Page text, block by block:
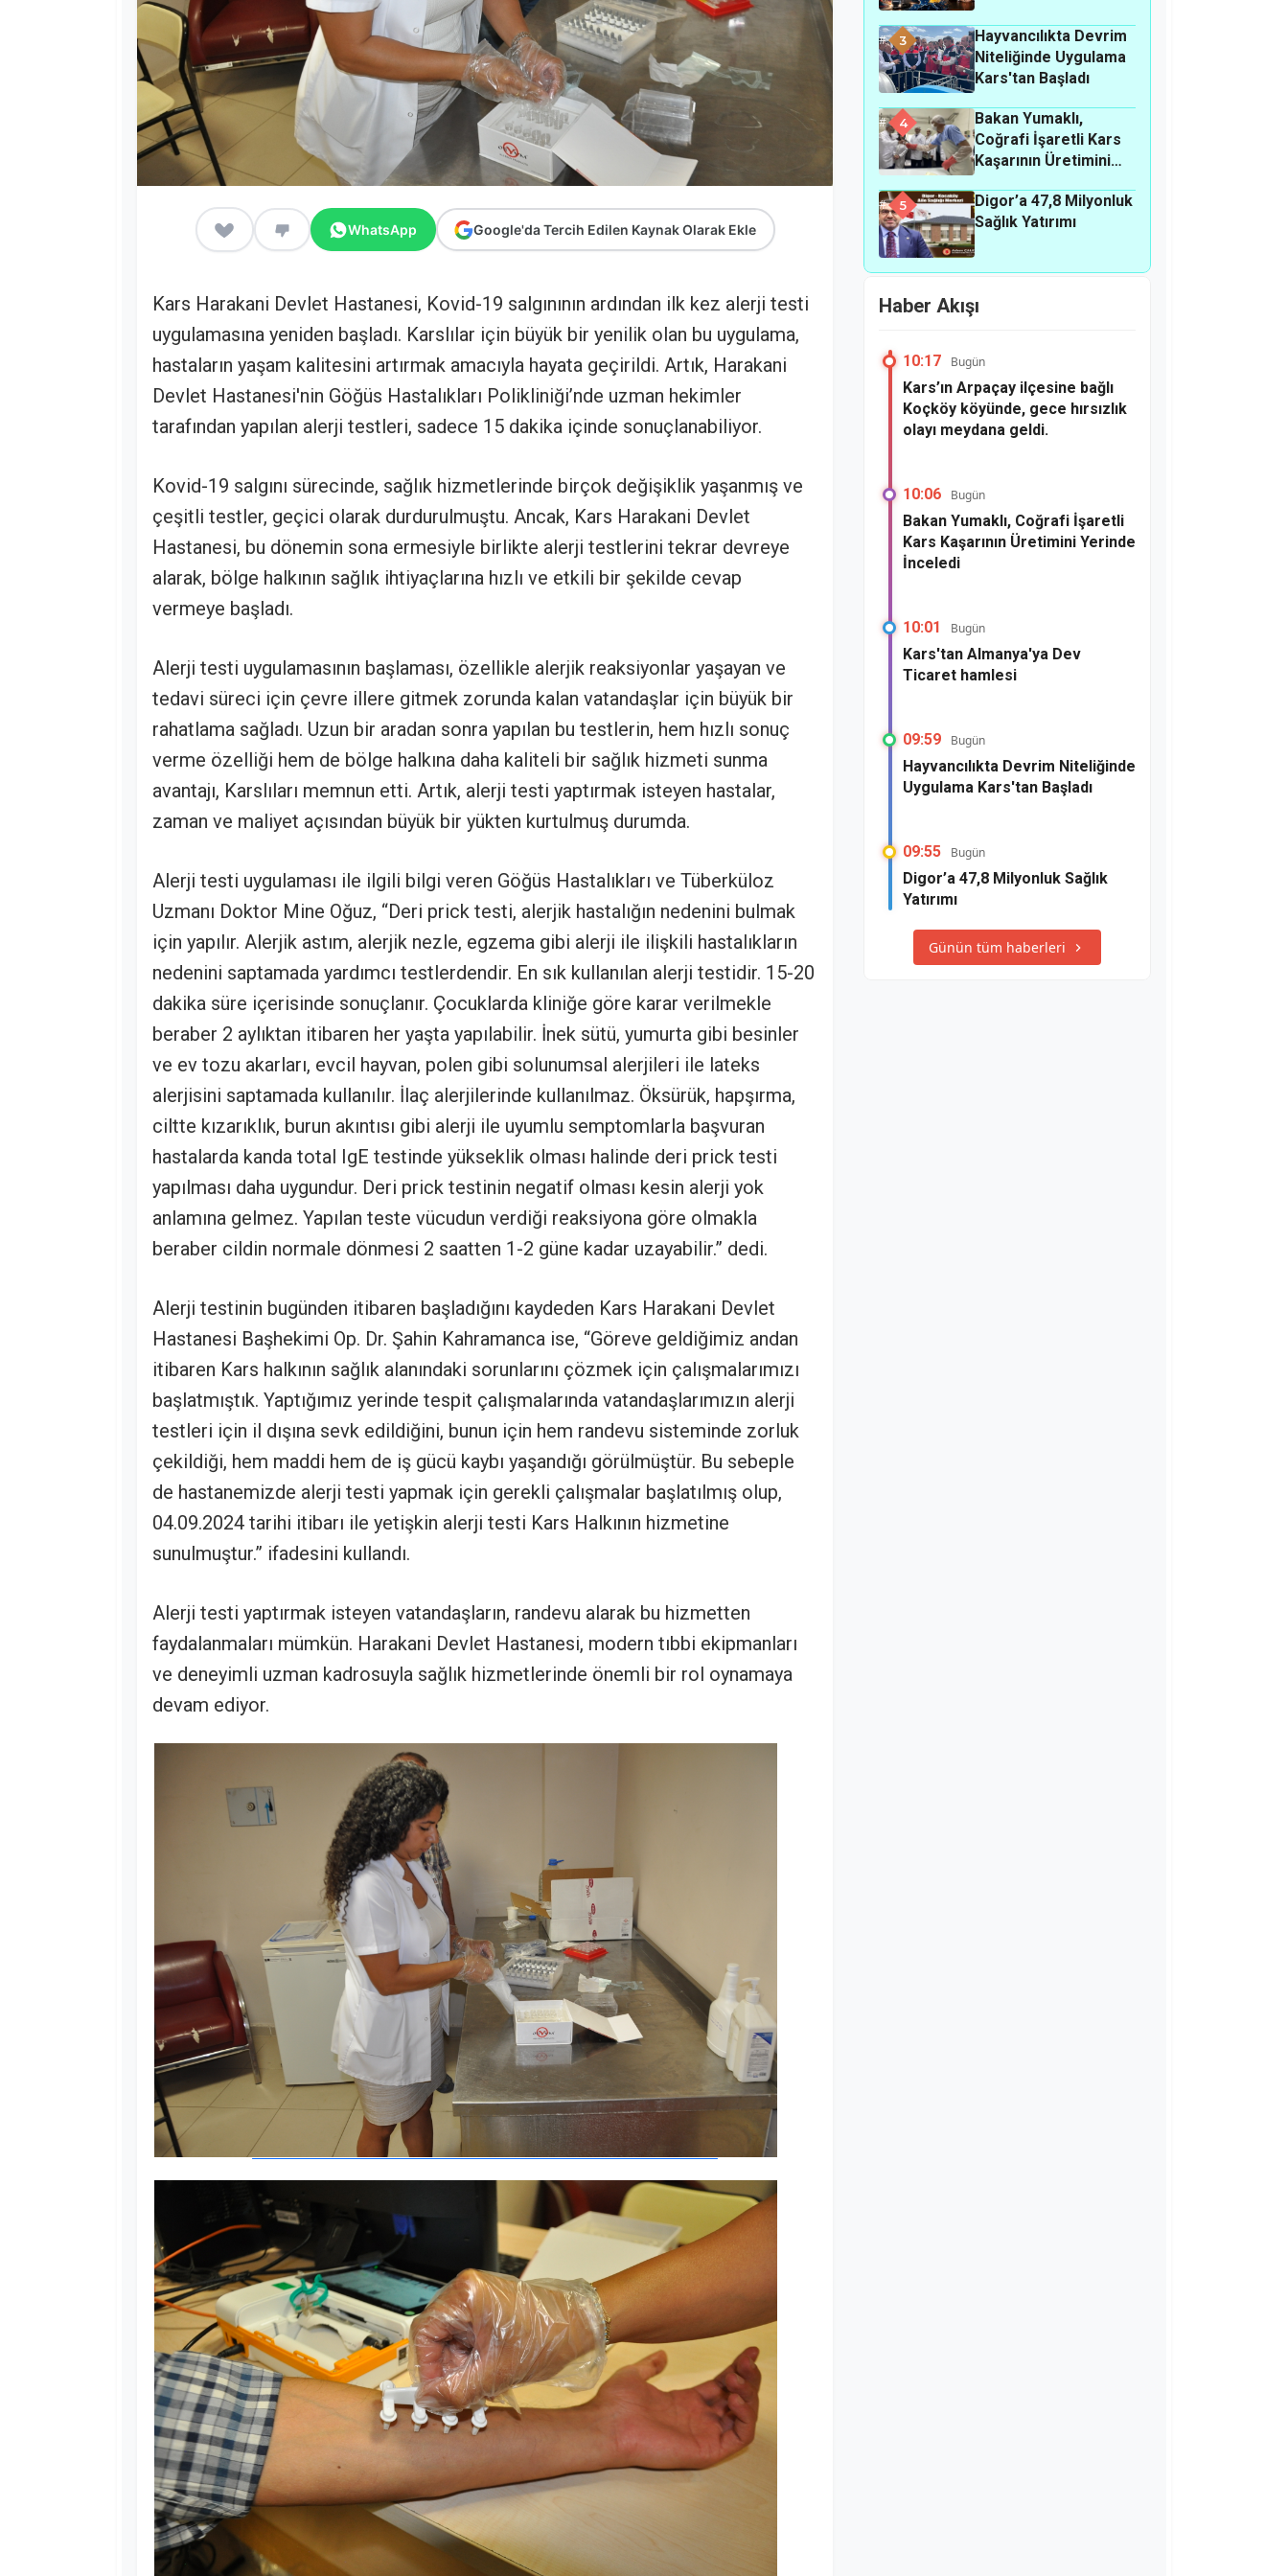
WhatsApp Google'da Tercih Edilen Kaynak Olarak Ekle
Kars Harakani Devlet Hastanesi, Kovid-19 salgınının ardından ilk kez alerji testi
uygulamasına yeniden başladı. Karslılar için büyük bir yenilik olan bu uygulama,
hastaların yaşam kalitesini artırmak amacıyla hayata geçirildi. Artık, Harakani
Devlet Hastanesi'nin Göğüs Hastalıkları Polikliniği’nde uzman hekimler
tarafından yapılan alerji testleri, sadece 15 dakika içinde sonuçlanabiliyor.
Kovid-19 salgını sürecinde, sağlık hizmetlerinde birçok değişiklik yaşanmış ve
çeşitli testler, geçici olarak durdurulmuştu. Ancak, Kars Harakani Devlet
Hastanesi, bu dönemin sona ermesiyle birlikte alerji testlerini tekrar devreye
alarak, bölge halkının sağlık ihtiyaçlarına hızlı ve etkili bir şekilde cevap
vermeye başladı.
Alerji testi uygulamasının başlaması, özellikle alerjik reaksiyonlar yaşayan ve
tedavi süreci için çevre illere gitmek zorunda kalan vatandaşlar için büyük bir
rahatlama sağladı. Uzun bir aradan sonra yapılan bu testlerin, hem hızlı sonuç
verme özelliği hem de bölge halkına daha kaliteli bir sağlık hizmeti sunma
avantajı, Karslıları memnun etti. Artık, alerji testi yaptırmak isteyen hastalar,
zaman ve maliyet açısından büyük bir yükten kurtulmuş durumda.
Alerji testi uygulaması ile ilgili bilgi veren Göğüs Hastalıkları ve Tüberküloz
Uzmanı Doktor Mine Oğuz, “Deri prick testi, alerjik hastalığın nedenini bulmak
için yapılır. Alerjik astım, alerjik nezle, egzema gibi alerji ile ilişkili hastalıkların
nedenini saptamada yardımcı testlerdendir. En sık kullanılan alerji testidir. 15-20
dakika süre içerisinde sonuçlanır. Çocuklarda kliniğe göre karar verilmekle
beraber 2 aylıktan itibaren her yaşta yapılabilir. İnek sütü, yumurta gibi besinler
ve ev tozu akarları, evcil hayvan, polen gibi solunumsal alerjileri ile lateks
alerjisini saptamada kullanılır. İlaç alerjilerinde kullanılmaz. Öksürük, hapşırma,
ciltte kızarıklık, burun akıntısı gibi alerji ile uyumlu semptomlarla başvuran
hastalarda kanda total IgE testinde yükseklik olması halinde deri prick testi
yapılması daha uygundur. Deri prick testinin negatif olması kesin alerji yok
anlamına gelmez. Yapılan teste vücudun verdiği reaksiyona göre olmakla
beraber cildin normale dönmesi 2 saatten 1-2 güne kadar uzayabilir.” dedi.
Alerji testinin bugünden itibaren başladığını kaydeden Kars Harakani Devlet
Hastanesi Başhekimi Op. Dr. Şahin Kahramanca ise, “Göreve geldiğimiz andan
itibaren Kars halkının sağlık alanındaki sorunlarını çözmek için çalışmalarımızı
başlatmıştık. Yaptığımız yerinde tespit çalışmalarında vatandaşlarımızın alerji
testleri için il dışına sevk edildiğini, bunun için hem randevu sisteminde zorluk
çekildiği, hem maddi hem de iş gücü kaybı yaşandığı görülmüştür. Bu sebeple
de hastanemizde alerji testi yapmak için gerekli çalışmalar başlatılmış olup,
04.09.2024 tarihi itibarı ile yetişkin alerji testi Kars Halkının hizmetine
sunulmuştur.” ifadesini kullandı.
Alerji testi yaptırmak isteyen vatandaşların, randevu alarak bu hizmetten
faydalanmaları mümkün. Harakani Devlet Hastanesi, modern tıbbi ekipmanları
ve deneyimli uzman kadrosuyla sağlık hizmetlerinde önemli bir rol oynamaya
devam ediyor.
3
Hayvancılıkta Devrim
Niteliğinde Uygulama
Kars'tan Başladı
4
Bakan Yumaklı,
Coğrafi İşaretli Kars
Kaşarının Üretimini
5
Digor’a 47,8 Milyonluk
Sağlık Yatırımı
Haber Akışı
10:17 Bugün
Kars’ın Arpaçay ilçesine bağlı
Koçköy köyünde, gece hırsızlık
olayı meydana geldi.
10:06 Bugün
Bakan Yumaklı, Coğrafi İşaretli
Kars Kaşarının Üretimini Yerinde
İnceledi
10:01 Bugün
Kars'tan Almanya'ya Dev
Ticaret hamlesi
09:59 Bugün
Hayvancılıkta Devrim Niteliğinde
Uygulama Kars'tan Başladı
09:55 Bugün
Digor’a 47,8 Milyonluk Sağlık
Yatırımı
Günün tüm haberleri